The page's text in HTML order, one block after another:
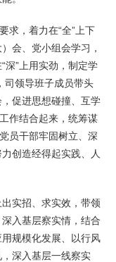
求，着力在“全”上下
会、党小组会学习，
深”上用实劲，制定学
司领导班子成员带头
促进思想碰撞、互学
作结合起来，统筹谋
员干部牢固树立、深
创造经得起实践、人
实招、求实效，带领
入基层察实情，结合
规模化发展、以行风
深入基层一线察实